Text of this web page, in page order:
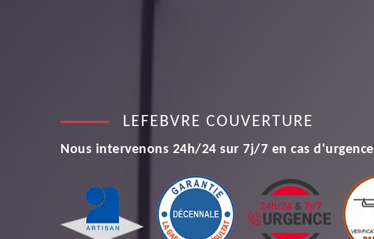
LEFEBVRE COUVERTURE
Nous intervenons 24h/24 sur 7j/7 en cas d'urgence